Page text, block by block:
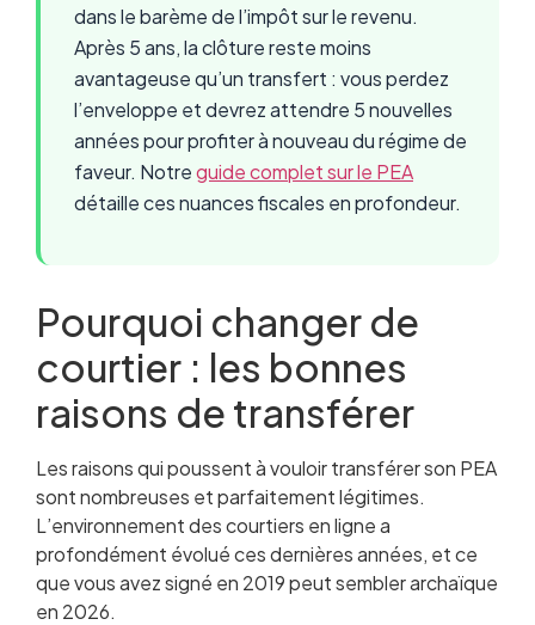
dans le barème de l’impôt sur le revenu.
Après 5 ans, la clôture reste moins
avantageuse qu’un transfert : vous perdez
l’enveloppe et devrez attendre 5 nouvelles
années pour profiter à nouveau du régime de
faveur. Notreguide complet sur le PEA
détaille ces nuances fiscales en profondeur.
Pourquoi changer de
courtier : les bonnes
raisons de transférer
Les raisons qui poussent à vouloir transférer son PEA
sont nombreuses et parfaitement légitimes.
L’environnement des courtiers en ligne a
profondément évolué ces dernières années, et ce
que vous avez signé en 2019 peut sembler archaïque
en 2026.